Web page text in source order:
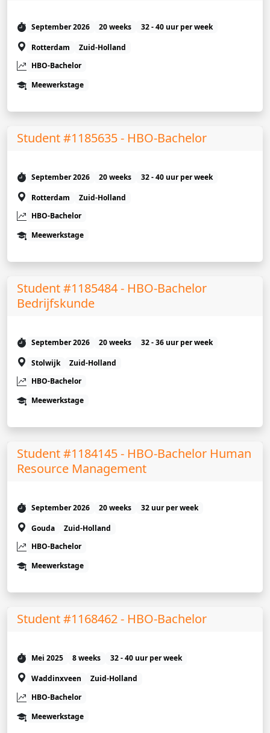
September 2026 20 weeks
32 - 40 uur per week
Rotterdam
Zuid-Holland
HBO-Bachelor
Meewerkstage
Student #1185635 - HBO-Bachelor
September 2026 20 weeks
32 - 40 uur per week
Rotterdam
Zuid-Holland
HBO-Bachelor
Meewerkstage
Student #1185484 - HBO-Bachelor
Bedrijfskunde
September 2026 20 weeks
32 - 36 uur per week
Stolwijk
Zuid-Holland
HBO-Bachelor
Meewerkstage
Student #1184145 - HBO-Bachelor Human
Resource Management
September 2026 20 weeks
32 uur per week
Gouda
Zuid-Holland
HBO-Bachelor
Meewerkstage
Student #1168462 - HBO-Bachelor
Mei 2025 8 weeks
32 - 40 uur per week
Waddinxveen
Zuid-Holland
HBO-Bachelor
Meewerkstage